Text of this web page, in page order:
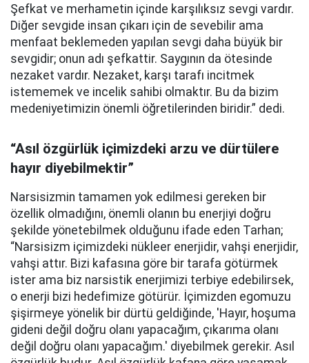
Şefkat ve merhametin içinde karşılıksız sevgi vardır.
Diğer sevgide insan çıkarı için de sevebilir ama
menfaat beklemeden yapılan sevgi daha büyük bir
sevgidir; onun adı şefkattir. Saygının da ötesinde
nezaket vardır. Nezaket, karşı tarafı incitmek
istememek ve incelik sahibi olmaktır. Bu da bizim
medeniyetimizin önemli öğretilerinden biridir.” dedi.
“Asıl özgürlük içimizdeki arzu ve dürtülere
hayır diyebilmektir”
Narsisizmin tamamen yok edilmesi gereken bir
özellik olmadığını, önemli olanın bu enerjiyi doğru
şekilde yönetebilmek olduğunu ifade eden Tarhan;
“Narsisizm içimizdeki nükleer enerjidir, vahşi enerjidir,
vahşi attır. Bizi kafasına göre bir tarafa götürmek
ister ama biz narsistik enerjimizi terbiye edebilirsek,
o enerji bizi hedefimize götürür. İçimizden egomuzu
şişirmeye yönelik bir dürtü geldiğinde, 'Hayır, hoşuma
gideni değil doğru olanı yapacağım, çıkarıma olanı
değil doğru olanı yapacağım.' diyebilmek gerekir. Asıl